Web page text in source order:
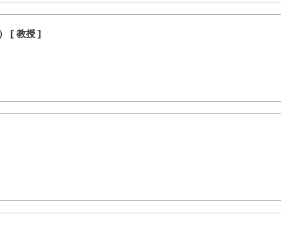
[ 教授 ]